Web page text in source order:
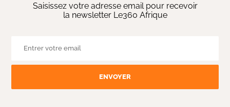
Saisissez votre adresse email pour recevoir
la newsletter Le360 Afrique
ENVOYER